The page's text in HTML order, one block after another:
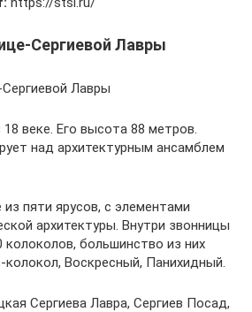
Сергиевой Лавры
Лавры
веке. Его высота 88 метров.
над архитектурным ансамблем
пяти ярусов, с элементами
архитектуры. Внутри звонницы
колоколов, большинство из них
Воскресный, Панихидный.
Сергиева Лавра, Сергиев Посад,